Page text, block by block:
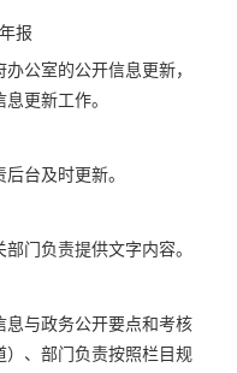
报
公室的公开信息更新，
更新工作。
台及时更新。
门负责提供文字内容。
息与政务公开要点和考核
、部门负责按照栏目规